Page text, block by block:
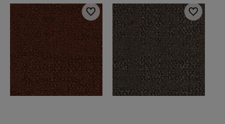
Do ulubionych Do